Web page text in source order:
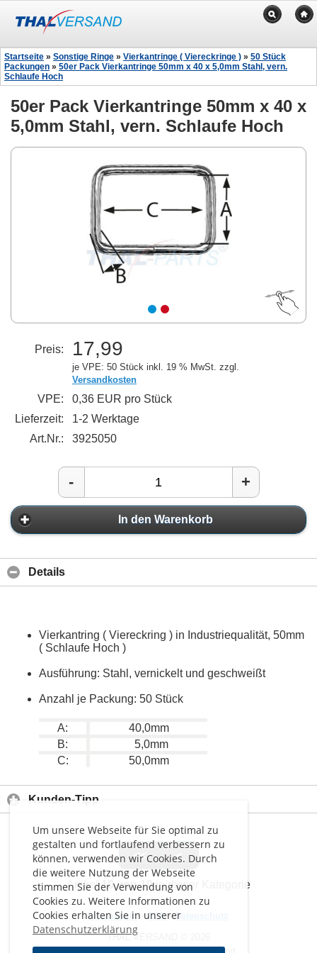
Um unsere Webseite für Sie optimal zu
gestalten und fortlaufend verbessern zu
können, verwenden wir Cookies. Durch
die weitere Nutzung der Webseite
stimmen Sie der Verwendung von
Cookies zu. Weitere Informationen zu
Cookies erhalten Sie in unserer
Datenschutzerklärung
Startseite » Sonstige Ringe » Vierkantringe ( Viereckringe ) » 50 Stück
Packungen » 50er Pack Vierkantringe 50mm x 40 x 5,0mm Stahl, vern.
Schlaufe Hoch
50er Pack Vierkantringe 50mm x 40 x
5,0mm Stahl, vern. Schlaufe Hoch
Preis: 17,99
je VPE: 50 Stück inkl. 19 % MwSt. zzgl.
Versandkosten
VPE:
0,36 EUR pro Stück
Lieferzeit:
1-2 Werktage
Art.Nr.:
3925050
- +
In den Warenkorb
Details
Vierkantring ( Viereckring ) in Industriequalität, 50mm
( Schlaufe Hoch )
Ausführung: Stahl, vernickelt und geschweißt
Anzahl je Packung: 50 Stück
A:
40,0mm
B:
5,0mm
C:
50,0mm
Kunden-Tipp
<< <
Artikel10 von 10in dieser Kategorie
Impressum-AGB-Datenschutz
THAL VERSAND © 2026